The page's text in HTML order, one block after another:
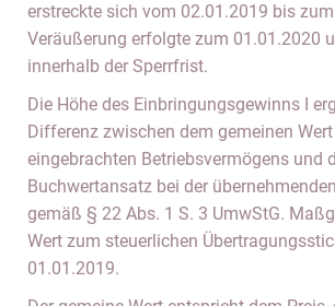
erstreckte sich vom 02.01.2019 bis
Veräußerung erfolgte zum 01.01.2020
innerhalb der Sperrfrist.
Die Höhe des Einbringungsgewinns I
Differenz zwischen dem gemeinen
eingebrachten Betriebsvermögens und
Buchwertansatz bei der
gemäß § 22 Abs. 1 S. 3 UmwStG.
Wert zum steuerlichen
01.01.2019.